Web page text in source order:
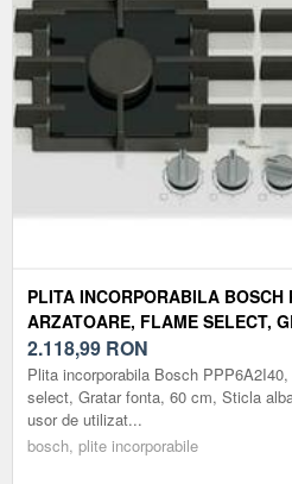
PLITA INCORPORABILA BOSCH
ARZATOARE, FLAME SELECT,
STICLA (ALB)
2.118,99 RON
Plita incorporabila Bosch
select, Gratar fonta, 60 cm, Sticla
usor de utilizat...
bosch, plite incorporabile